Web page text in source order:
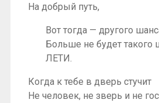
На добрый путь,
Вот тогда — другого
Больше не будет такого
ЛЕТИ.
Когда к тебе в дверь стучит
Не человек, не зверь и не